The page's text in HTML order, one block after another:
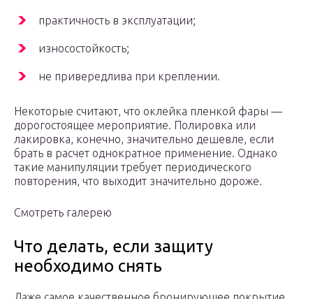
практичность в эксплуатации;
износостойкость;
не привередлива при креплении.
Некоторые считают, что оклейка пленкой фары —
дорогостоящее мероприятие. Полировка или
лакировка, конечно, значительно дешевле, если
брать в расчет однократное применение. Однако
такие манипуляции требует периодического
повторения, что выходит значительно дороже.
Смотреть галерею
Что делать, если защиту
необходимо снять